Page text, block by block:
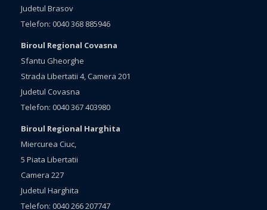
Judetul Brasov
Telefon: 0040 368 885946
Biroul Regional Covasna
Sfantu Gheorghe
Strada Libertatii 4, Camera 201
Judetul Covasna
Telefon: 0040 367 403980
Biroul Regional Harghita
Miercurea Ciuc,
5 Piata Libertatii
Camera 227
Judetul Harghita
Telefon: 0040 266 207747